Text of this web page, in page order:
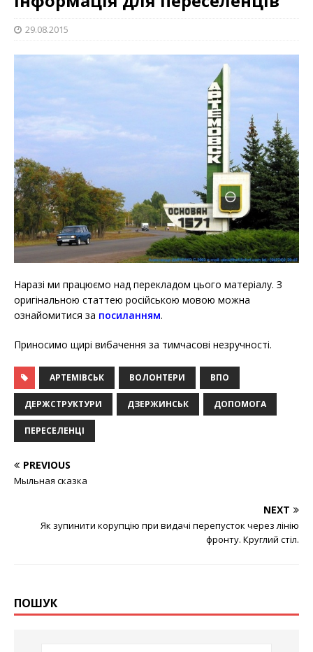
29.08.2015
Наразі ми працюємо над перекладом цього матеріалу. З
оригінальною статтею російською мовою можна
ознайомитися за посиланням.
Приносимо щирі вибачення за тимчасові незручності.
АРТЕМІВСЬК ВОЛОНТЕРИ ВПО
ДЕРЖСТРУКТУРИ ДЗЕРЖИНСЬК ДОПОМОГА
ПЕРЕСЕЛЕНЦІ
PREVIOUS
Мыльная сказка
NEXT
Як зупинити корупцію при видачі перепусток через лінію
фронту. Круглий стіл.
ПОШУК